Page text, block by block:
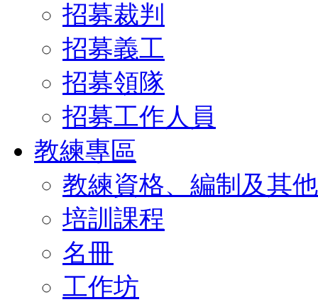
招募裁判
招募義工
招募領隊
招募工作人員
教練專區
教練資格、編制及其
培訓課程
名冊
工作坊